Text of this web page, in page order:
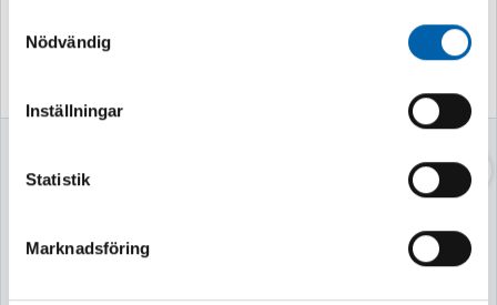
Nödvändig
Inställningar
Statistik
Marknadsföring
Finns i lager
52CM MED STATIV
Finns i lager